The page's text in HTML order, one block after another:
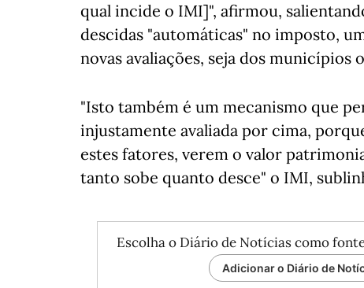
qual incide o IMI]", afirmou,
descidas "automáticas" no imposto,
novas avaliações, seja dos municípios
"Isto também é um mecanismo que
injustamente avaliada por cima,
estes fatores, verem o valor
tanto sobe quanto desce" o IMI,
Escolha o Diário de Notícias como
Adicionar o Diário de